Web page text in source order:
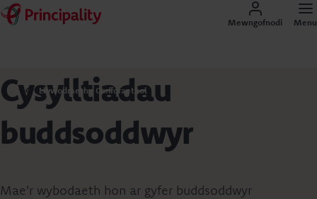
Mewngofnodi Menu
Llywodraethu Corfforaethol
Cysylltiadau
buddsoddwyr
Mae'r wybodaeth hon ar gyfer buddsoddwyr